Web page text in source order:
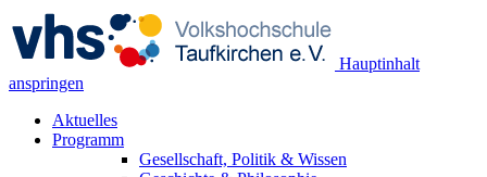
Hauptinhalt
anspringen
Aktuelles
Programm
Gesellschaft, Politik & Wissen